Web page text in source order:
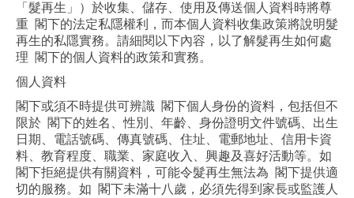
「髮再生」）於收集、儲存、使用及傳送個人資料時將尊
重 閣下的法定私隱權利，而本個人資料收集政策將說明髮
再生的私隱實務。請細閱以下內容，以了解髮再生如何處
理 閣下的個人資料的政策和實務。
個人資料
閣下或須不時提供可辨識 閣下個人身份的資料，包括但不
限於 閣下的姓名、性別、年齡、身份證明文件號碼、出生
日期、電話號碼、傳真號碼、住址、電郵地址、信用卡資
料、教育程度、職業、家庭收入、興趣及喜好活動等。如
閣下拒絕提供有關資料，可能令髮再生無法為 閣下提供適
切的服務。如 閣下未滿十八歲，必須先得到家長或監護人